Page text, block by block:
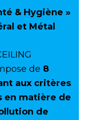
& Hygiène »
et Métal
de 8
aux critères
en matière de
de